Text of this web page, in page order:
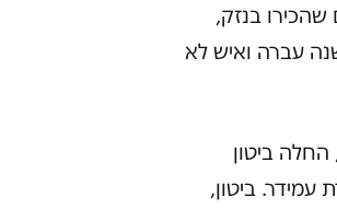
בנזק,
עברה ואיש לא
ביטון
ביטון,